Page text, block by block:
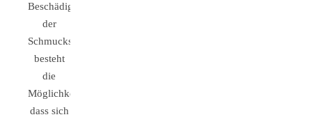
Beschädigung
der
Schmuckstücke
besteht
die
Möglichkeit,
dass sich